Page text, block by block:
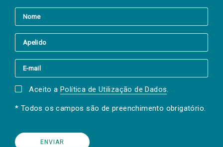
Aceito a Política de Utilização de Dados.
* Todos os campos são de preenchimento obrigatório.